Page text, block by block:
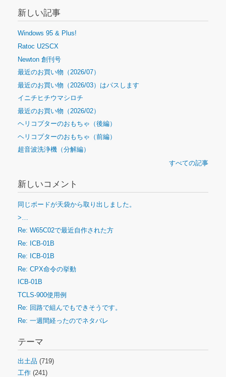
新しい記事
Windows 95 & Plus!
Ratoc U2SCX
Newton 創刊号
最近のお買い物（2026/07）
最近のお買い物（2026/03）はパスします
イニチヒチウマシロチ
最近のお買い物（2026/02）
ヘリコプターのおもちゃ（後編）
ヘリコプターのおもちゃ（前編）
超音波洗浄機（分解編）
すべての記事
新しいコメント
同じボードが天袋から取り出しました。
>…
Re: W65C02で最近自作された方
Re: ICB-01B
Re: ICB-01B
Re: CPX命令の挙動
ICB-01B
TCLS-900使用例
Re: 回路で組んでもできそうです。
Re: 一週間経ったのでネタバレ
テーマ
出土品 (719)
工作 (241)